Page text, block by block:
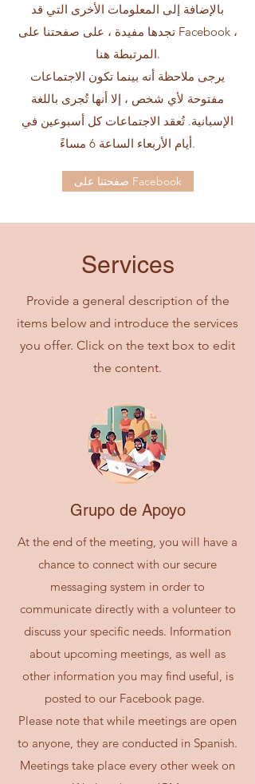
بالإضافة إلى المعلومات الأخرى التي قد
تجدها مفيدة ، على صفحتنا على Facebook ،
المرتبطة هنا.
يرجى ملاحظة أنه بينما تكون الاجتماعات
مفتوحة لأي شخص ، إلا أنها تُجرى باللغة
الإسبانية. تُعقد الاجتماعات كل أسبوعين في
أيام الأربعاء الساعة 6 مساءً.
صفحتنا على Facebook
Services
Provide a general description of the
items below and introduce the services
you offer. Click on the text box to edit
the content.
Grupo de Apoyo
At the end of the meeting, you will have a
chance to connect with our secure
messaging system in order to
communicate directly with a volunteer to
discuss your specific needs. Information
about upcoming meetings, as well as
other information you may find useful, is
posted to our Facebook page.
Please note that while meetings are open
to anyone, they are conducted in Spanish.
Meetings take place every other week on